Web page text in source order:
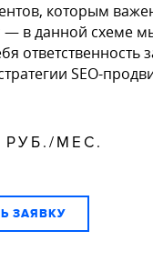
которым
— в данной схеме
ответственность
SEO-
РУБ./МЕС.
ЗАЯВКУ